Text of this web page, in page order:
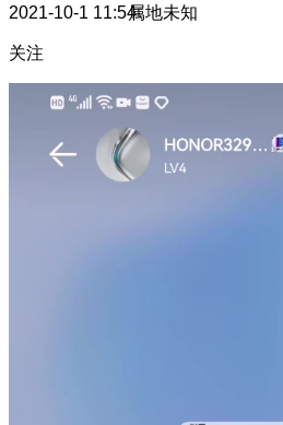
2021-10-1 11:54属地未知
关注